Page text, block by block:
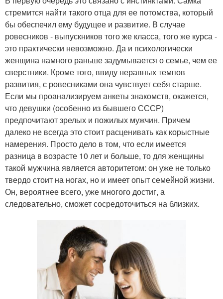
стремится найти такого отца для ее потомства, который
бы обеспечил ему будущее и развитие. В случае
ровесников - выпускников того же класса, того же курса -
это практически невозможно. Да и психологически
женщина намного раньше задумывается о семье, чем ее
сверстники. Кроме того, ввиду неравных темпов
развития, с ровесниками она чувствует себя старше.
Если мы проанализируем анкеты знакомств, окажется,
что девушки (особенно из бывшего СССР)
предпочитают зрелых и пожилых мужчин. Причем
далеко не всегда это стоит расценивать как корыстные
намерения. Просто дело в том, что если имеется
разница в возрасте 10 лет и больше, то для женщины
такой мужчина является авторитетом: он уже не только
твердо стоит на ногах, но и имеет опыт семейной жизни.
Он, вероятнее всего, уже многого достиг, а
следовательно, сможет сосредоточиться на близких.